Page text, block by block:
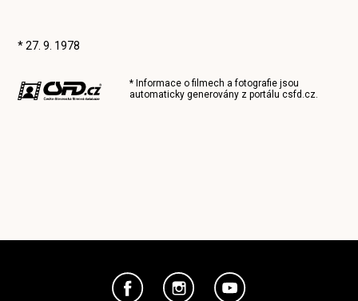
* 27. 9. 1978
* Informace o filmech a fotografie jsou
automaticky generovány z portálucsfd.cz.